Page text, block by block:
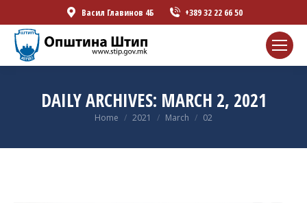
Васил Главинов 4Б +389 32 22 66 50
DAILY ARCHIVES: MARCH 2, 2021
You are here:
Home 2021 March 02